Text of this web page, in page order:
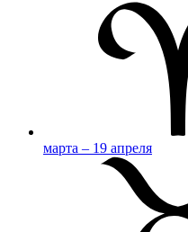
марта – 19 апреля